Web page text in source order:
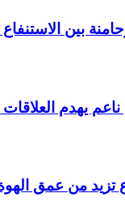
بين
يهدم
تزيد من عمق